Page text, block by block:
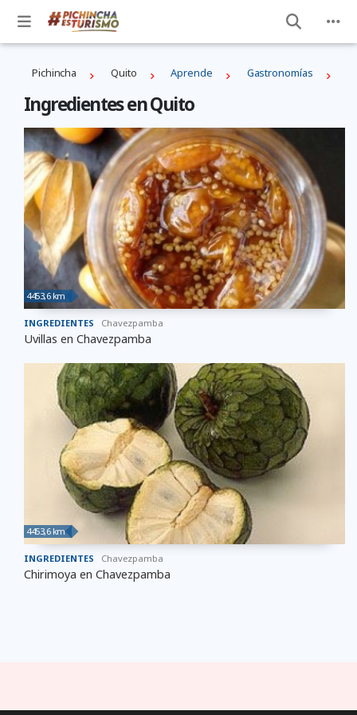
Pichincha Quito Aprende Gastronomías
Ingredientes en Quito
4453,6 km
INGREDIENTES Chavezpamba
Uvillas en Chavezpamba
4453,6 km
INGREDIENTES Chavezpamba
Chirimoya en Chavezpamba